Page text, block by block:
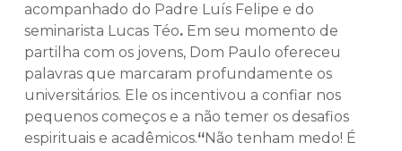
acompanhado do Padre Luís Felipe e do
seminarista Lucas Téo. Em seu momento de
partilha com os jovens, Dom Paulo ofereceu
palavras que marcaram profundamente os
universitários. Ele os incentivou a confiar nos
pequenos começos e a não temer os desafios
espirituais e acadêmicos.“Não tenham medo! É